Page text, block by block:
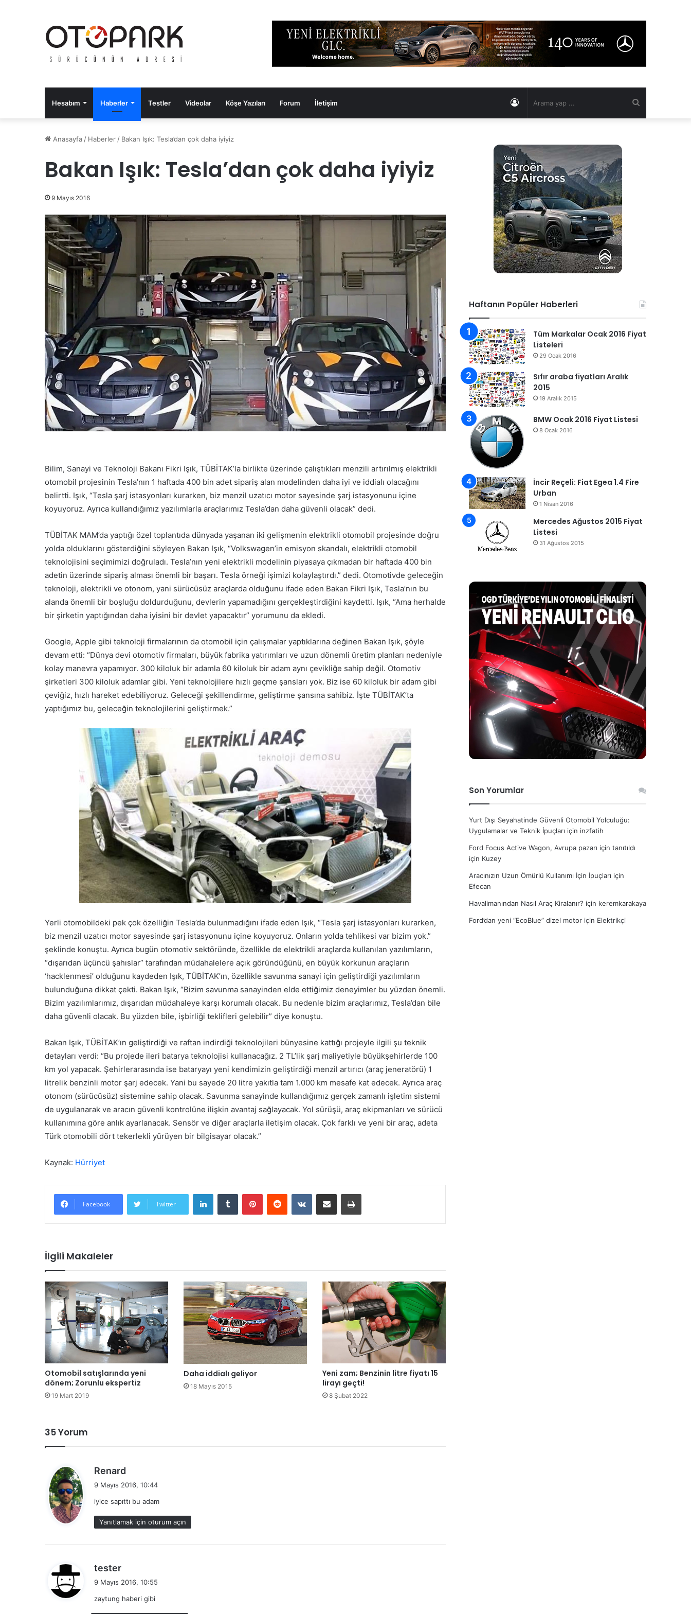
Hesabım Haberler Testler Videolar Köşe Yazıları Forum İletişim Kayıt
Anasayfa / Haberler / Bakan Işık: Tesla’dan çok daha iyiyiz
Bakan Işık: Tesla’dan çok daha iyiyiz
9 Mayıs 2016
Bilim, Sanayi ve Teknoloji Bakanı Fikri Işık, TÜBİTAK’la birlikte üzerinde çalıştıkları menzili artırılmış elektrikli
otomobil projesinin Tesla’nın 1 haftada 400 bin adet sipariş alan modelinden daha iyi ve iddialı olacağını
belirtti. Işık, “Tesla şarj istasyonları kurarken, biz menzil uzatıcı motor sayesinde şarj istasyonunu içine
koyuyoruz. Ayrıca kullandığımız yazılımlarla araçlarımız Tesla’dan daha güvenli olacak” dedi.
TÜBİTAK MAM’da yaptığı özel toplantıda dünyada yaşanan iki gelişmenin elektrikli otomobil projesinde doğru
yolda olduklarını gösterdiğini söyleyen Bakan Işık, “Volkswagen’in emisyon skandalı, elektrikli otomobil
teknolojisini seçimimizi doğruladı. Tesla’nın yeni elektrikli modelinin piyasaya çıkmadan bir haftada 400 bin
adetin üzerinde sipariş alması önemli bir başarı. Tesla örneği işimizi kolaylaştırdı.” dedi. Otomotivde geleceğin
teknoloji, elektrikli ve otonom, yani sürücüsüz araçlarda olduğunu ifade eden Bakan Fikri Işık, Tesla’nın bu
alanda önemli bir boşluğu doldurduğunu, devlerin yapamadığını gerçekleştirdiğini kaydetti. Işık­, “Ama herhalde
bir şirketin yaptığından daha iyisini bir devlet yapacaktır” yorumunu da ekledi.
Google, Apple gibi teknoloji firmalarının da otomobil için çalışmalar yaptıklarına değinen Bakan Işık, şöyle
devam etti: “Dünya devi otomotiv firmaları, büyük fabrika yatırımları ve uzun dönemli üretim planları nedeniyle
kolay manevra yapamıyor. 300 kiloluk bir adamla 60 kiloluk bir adam aynı çevikliğe sahip değil. Otomotiv
şirketleri 300 kiloluk adamlar gibi. Yeni teknolojilere hızlı geçme şansları yok. Biz ise 60 kiloluk bir adam gibi
çeviğiz, hızlı hareket edebiliyoruz. Geleceği şekillendirme, geliştirme şansına sahibiz. İşte TÜBİTAK’ta
yaptığımız bu, geleceğin teknolojilerini geliştirmek.”
Yerli otomobildeki pek çok özelliğin Tesla’da bulunmadığını ifade eden Işık, “Tesla şarj istasyonları kurarken,
biz menzil uzatıcı motor sayesinde şarj istasyonunu içine koyuyoruz. Onların yolda tehlikesi var bizim yok.”
şeklinde konuştu. Ayrıca bugün otomotiv sektöründe, özellikle de elektrikli araçlarda kullanılan yazılımların,
“dışarıdan üçüncü şahıslar” tarafından müdahalelere açık göründüğünü, en büyük korkunun araçların
‘hacklenmesi’ olduğunu kaydeden Işık, TÜBİTAK’ın, özellikle savunma sanayi için geliştirdiği yazılımların
bulunduğuna dikkat çekti. Bakan Işık, “Bizim savunma sanayinden elde ettiğimiz deneyimler bu yüzden önemli.
Bizim yazılımlarımız, dışarıdan müdahaleye karşı korumalı olacak. Bu nedenle bizim araçlarımız, Tesla’dan bile
daha güvenli olacak. Bu yüzden bile, işbirliği teklifleri gelebilir” diye konuştu.
Bakan Işık, TÜBİTAK’ın geliştirdiği ve raftan indirdiği teknolojileri bünyesine kattığı projeyle ilgili şu teknik
detayları verdi: “Bu projede ileri batarya teknolojisi kullanacağız. 2 TL’lik şarj maliyetiyle büyükşehirlerde 100
km yol yapacak. Şehirlerarasında ise bataryayı yeni kendimizin geliştirdiği menzil artırıcı (araç jeneratörü) 1
litrelik benzinli motor şarj edecek. Yani bu sayede 20 litre yakıtla tam 1.000 km mesafe kat edecek. Ayrıca araç
otonom (sürücüsüz) sistemine sahip olacak. Savunma sanayinde kullandığımız gerçek zamanlı işletim sistemi
de uygulanarak ve aracın güvenli kontrolüne ilişkin avantaj sağlayacak. Yol sürüşü, araç ekipmanları ve sürücü
kullanımına göre anlık ayarlanacak. Sensör ve diğer araçlarla iletişim olacak. Çok farklı ve yeni bir araç, adeta
Türk otomobili dört tekerlekli yürüyen bir bilgisayar olacak.”
Kaynak: Hürriyet
Facebook Twitter
İlgili Makaleler
Otomobil satışlarında yeni
dönem; Zorunlu ekspertiz
19 Mart 2019
Daha iddialı geliyor
18 Mayıs 2015
Yeni zam; Benzinin litre fiyatı 15
lirayı geçti!
8 Şubat 2022
35 Yorum
Renard
i
k
i
9 Mayıs 2016, 10:44
iyice sapıttı bu adam
Yanıtlamak için oturum açın
tester
i
9 Mayıs 2016, 10:55
zaytung haberi gibi
Haftanın Popüler Haberleri
Tüm Markalar Ocak 2016 Fiyat
Listeleri
29 Ocak 2016
Sıfır araba fiyatları Aralık
2015
19 Aralık 2015
BMW Ocak 2016 Fiyat Listesi
8 Ocak 2016
İncir Reçeli: Fiat Egea 1.4 Fire
Urban
1 Nisan 2016
Mercedes Ağustos 2015 Fiyat
Listesi
31 Ağustos 2015
Son Yorumlar
Yurt Dışı Seyahatinde Güvenli Otomobil Yolculuğu:
Uygulamalar ve Teknik İpuçları için inzfatih
Ford Focus Active Wagon, Avrupa pazarı için tanıtıldı
için Kuzey
Aracınızın Uzun Ömürlü Kullanımı İçin İpuçları için
Efecan
Havalimanından Nasıl Araç Kiralanır? için keremkarakaya
Ford’dan yeni “EcoBlue” dizel motor için Elektrikçi